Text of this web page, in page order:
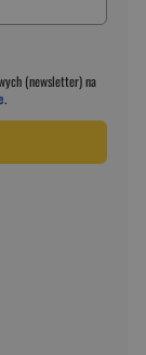
(newsletter) na
.